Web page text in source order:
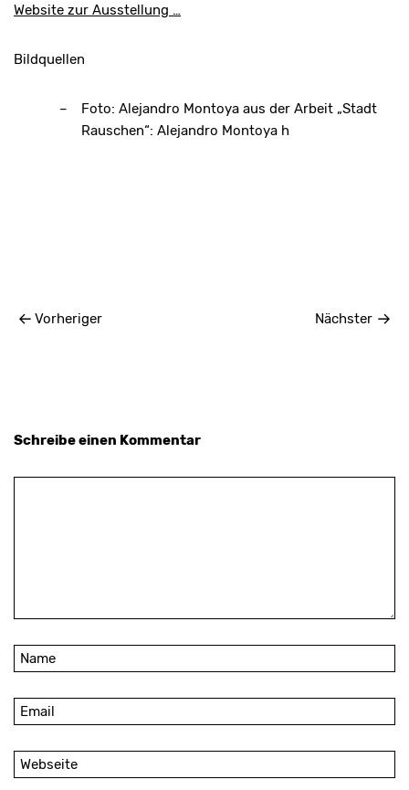
Website zur Ausstellung …
Bildquellen
Foto: Alejandro Montoya aus der Arbeit „Stadt
Rauschen“: Alejandro Montoya h
Vorheriger Nächster
Schreibe einen Kommentar